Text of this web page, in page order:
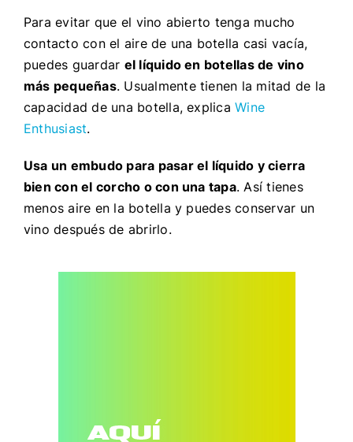
Para evitar que el vino abierto tenga mucho
contacto con el aire de una botella casi vacía,
puedes guardar el líquido en botellas de vino
más pequeñas. Usualmente tienen la mitad de la
capacidad de una botella, explicaWine
Enthusiast.
Usa un embudo para pasar el líquido y cierra
bien con el corcho o con una tapa. Así tienes
menos aire en la botella y puedesconservar un
vino después de abrirlo.